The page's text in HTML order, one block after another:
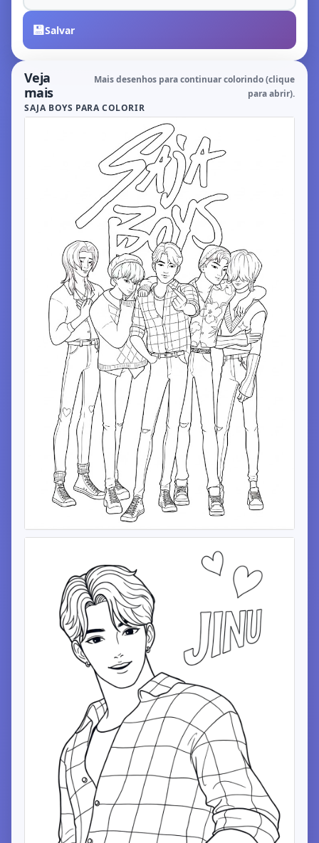
💾Salvar
Veja
mais
Mais desenhos para continuar colorindo (clique
para abrir).
SAJA BOYS PARA COLORIR